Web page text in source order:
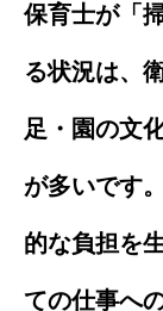
保育士が「
る状況は、
足・園の文
が多いです
的な負担を
ての仕事へ